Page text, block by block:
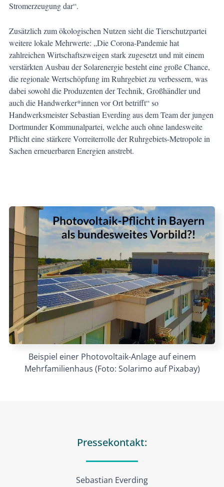
Stromerzeugung dar“.
Zusätzlich zum ökologischen Nutzen sieht die Tierschutzpartei
weitere lokale Mehrwerte: „Die Corona-Pandemie hat
zahlreichen Wirtschaftszweigen stark zugesetzt und mit einem
verstärkten Ausbau der Solarenergie besteht eine große Chance,
die regionale Wertschöpfung im Ruhrgebiet zu verbessern, was
dabei sowohl die Produzenten der Technik, Großhändler und
auch die Handwerker*innen vor Ort betrifft“ so
Handwerksmeister Sebastian Everding aus dem Team der jungen
Dortmunder Kommunalpartei, welche auch ohne landesweite
Pflicht eine stärkere Vorreiterrolle der Ruhrgebiets-Metropole in
Sachen erneuerbaren Energien anstrebt.
Beispiel einer Photovoltaik-Anlage auf einem
Mehrfamilienhaus (Foto: Solarimo auf Pixabay)
Pressekontakt:
Sebastian Everding